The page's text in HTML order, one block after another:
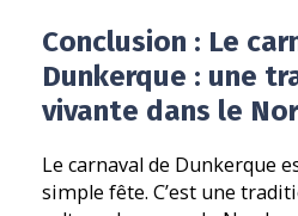
Conclusion : Le
Dunkerque : une
vivante dans le
Le carnaval de Dunkerque
simple fête. C’est une